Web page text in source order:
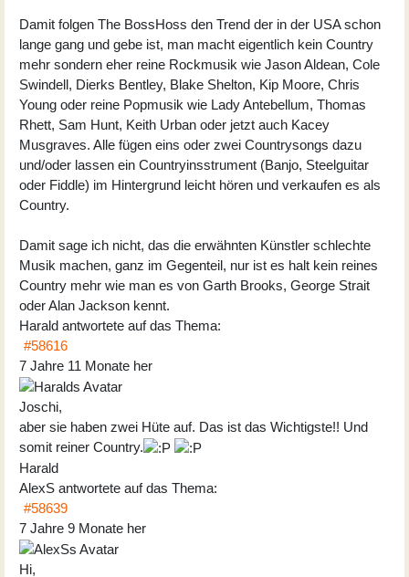
Damit folgen The BossHoss den Trend der in der USA schon
lange gang und gebe ist, man macht eigentlich kein Country
mehr sondern eher reine Rockmusik wie Jason Aldean, Cole
Swindell, Dierks Bentley, Blake Shelton, Kip Moore, Chris
Young oder reine Popmusik wie Lady Antebellum, Thomas
Rhett, Sam Hunt, Keith Urban oder jetzt auch Kacey
Musgraves. Alle fügen eins oder zwei Countrysongs dazu
und/oder lassen ein Countryinsstrument (Banjo, Steelguitar
oder Fiddle) im Hintergrund leicht hören und verkaufen es als
Country.
Damit sage ich nicht, das die erwähnten Künstler schlechte
Musik machen, ganz im Gegenteil, nur ist es halt kein reines
Country mehr wie man es von Garth Brooks, George Strait
oder Alan Jackson kennt.
Harald antwortete auf das Thema:
#58616
7 Jahre 11 Monate her
Joschi,
aber sie haben zwei Hüte auf. Das ist das Wichtigste!! Und
somit reiner Country.
Harald
AlexS antwortete auf das Thema:
#58639
7 Jahre 9 Monate her
Hi,